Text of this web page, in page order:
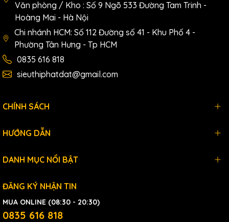
Văn phòng / Kho : Số 9 Ngõ 533 Đường Tam Trinh -
Hoàng Mai - Hà Nội
Chi nhánh HCM: Số 112 Đường số 41 - Khu Phố 4 -
Phường Tân Hưng - Tp HCM
0835 616 818
sieuthiphatdat@gmail.com
CHÍNH SÁCH
HƯỚNG DẪN
DANH MỤC NỔI BẬT
ĐĂNG KÝ NHẬN TIN
MUA ONLINE (08:30 - 20:30)
0835 616 818